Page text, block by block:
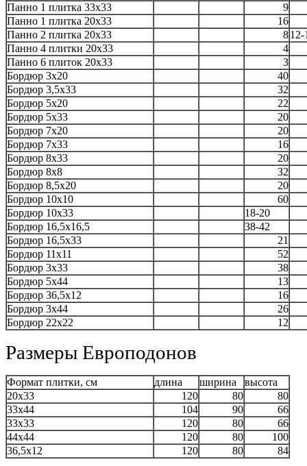
Панно 1 плитка 33x33
9
Панно 1 плитка 20x33
16
Панно 2 плитка 20x33
812-
Панно 4 плитки 20x33
4
Панно 6 плиток 20x33
3
Бордюр 3x20
40
Бордюр 3,5x33
32
Бордюр 5x20
22
Бордюр 5x33
20
Бордюр 7x20
20
Бордюр 7x33
16
Бордюр 8x33
20
Бордюр 8x8
32
Бордюр 8,5x20
20
Бордюр 10x10
60
Бордюр 10x33
18-20
Бордюр 16,5x16,5
38-42
Бордюр 16,5x33
21
Бордюр 11x11
52
Бордюр 3x33
38
Бордюр 5x44
13
Бордюр 36,5x12
16
Бордюр 3x44
26
Бордюр 22x22
12
Размеры Европодонов
Формат плитки, см длина ширина
высота
20х33
120 80
80
33х44
104 90
66
33х33
120 80
66
44х44
120 80
100
36,5х12
120 80 84